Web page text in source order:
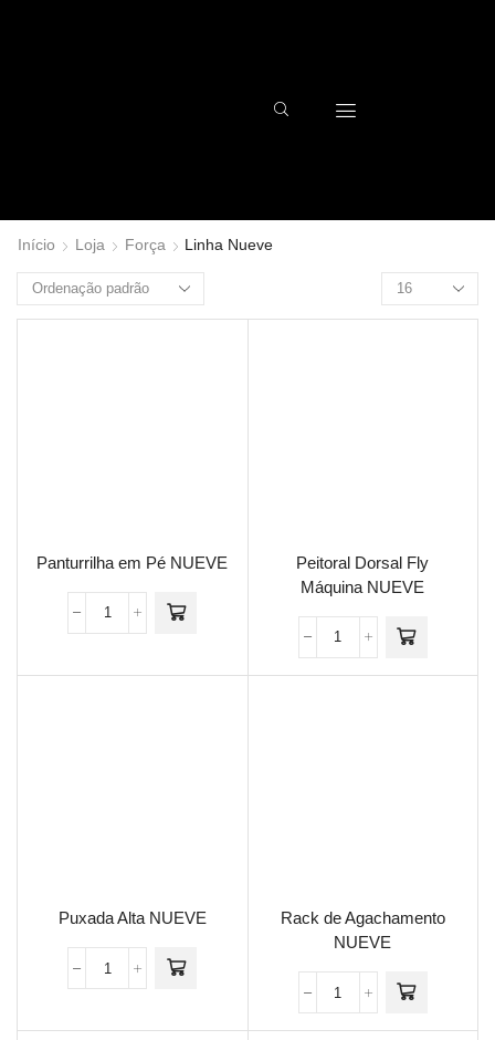
Início Loja Força Linha Nueve
Panturrilha em Pé NUEVE
Peitoral Dorsal Fly
Máquina NUEVE
Puxada Alta NUEVE
Rack de Agachamento
NUEVE